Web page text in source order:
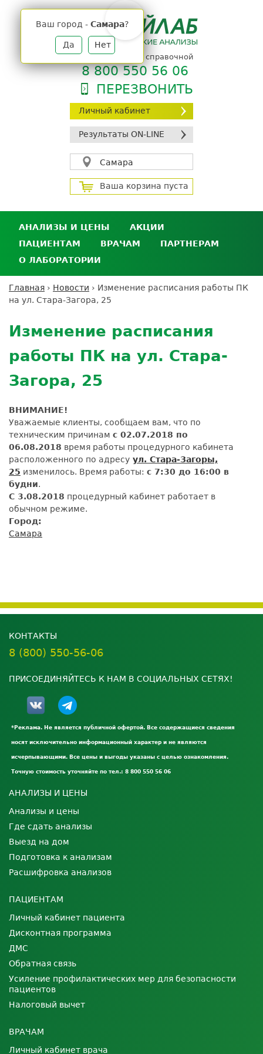
Личный кабинет
Результаты ON-LINE
Самара
Ваш город - Самара?
Да Нет
Ваша корзина пуста
телефон единой справочной
8 800 550 56 06
ПЕРЕЗВОНИТЬ
АНАЛИЗЫ И ЦЕНЫ
Анализы и цены
Где сдать анализы
Выезд на дом
Подготовка к анализам
АКЦИИ
ПАЦИЕНТАМ
Личный кабинет пациента
Дисконтная программа
ДМС
Усиление профилактических мер для
безопасности пациентов
ВРАЧАМ ПАРТНЕРАМ
кабинет
партнёра
Экскурсия в
О ЛАБОРАТОРИИ
Контроль качества
Документы
Вы
Главная › Новости › Изменение расписания работы ПК
на ул. Стара-Загора, 25
to
top
Изменение расписания
работы ПК на ул. Стара-
Загора, 25
ВНИМАНИЕ!
Уважаемые клиенты, сообщаем вам, что по
техническим причинам c 02.07.2018 по
06.08.2018 время работы процедурного кабинета
расположенного по адресу ул. Стара-Загоры,
25 изменилось. Время работы: с 7:30 до 16:00 в
будни.
С 3.08.2018 процедурный кабинет работает в
обычном режиме.
Город:
Самара
КОНТАКТЫ
8 (800) 550-56-06
ПРИСОЕДИНЯЙТЕСЬ К НАМ В СОЦИАЛЬНЫХ СЕТЯХ!
*Реклама. Не является публичной офертой. Все содержащиеся сведения
носят исключительно информационный характер и не являются
исчерпывающими. Все цены и выгоды указаны с целью ознакомления.
Точную стоимость уточняйте по тел.: 8 800 550 56 06
АНАЛИЗЫ И ЦЕНЫ
Анализы и цены
Где сдать анализы
Выезд на дом
Подготовка к анализам
Расшифровка анализов
ПАЦИЕНТАМ
Личный кабинет пациента
Дисконтная программа
ДМС
Обратная связь
Усиление профилактических мер для безопасности
пациентов
Налоговый вычет
ВРАЧАМ
Личный кабинет врача